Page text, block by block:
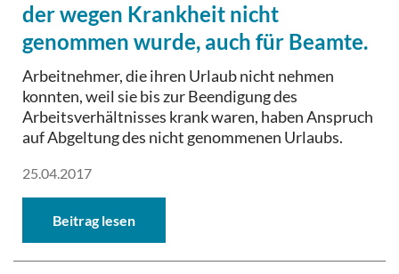
der wegen Krankheit nicht
genommen wurde, auch für Beamte.
Arbeitnehmer, die ihren Urlaub nicht nehmen
konnten, weil sie bis zur Beendigung des
Arbeitsverhältnisses krank waren, haben Anspruch
auf Abgeltung des nicht genommenen Urlaubs.
25.04.2017
Beitrag lesen